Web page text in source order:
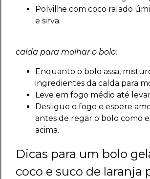
Polvilhe com coco ralado
e sirva.
calda para molhar o bolo:
Enquanto o bolo assa,
ingredientes da calda para
Leve em fogo médio até
Desligue o fogo e espere
antes de regar o bolo como
acima.
Dicas para um bolo
coco e suco de laranja